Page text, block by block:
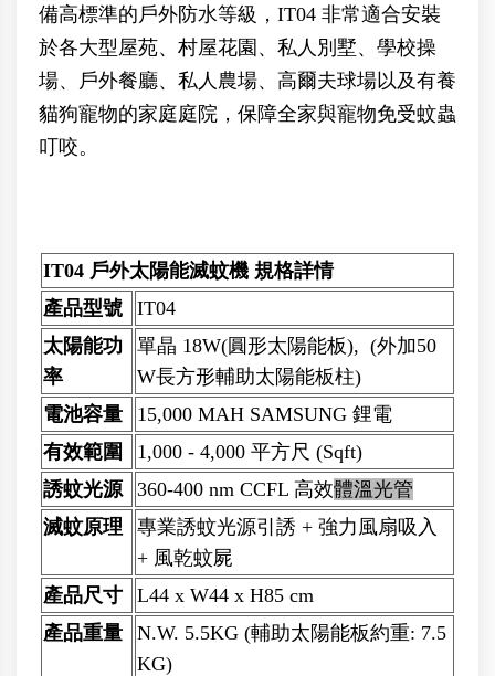
備高標準的戶外防水等級，IT04 非常適合安裝
於各大型屋苑、 村屋花園、私人別墅、學校操
場、戶外餐廳、私人農場、 高爾夫球場以及有養
貓狗寵物的家庭庭院，保障全家與寵物免受蚊蟲
叮咬。
IT04 戶外太陽能滅蚊機 規格詳情
產品型號
IT04
太陽能功
率
單晶 18W(圓形太陽能板), (外加50
W長方形輔助太陽能板柱)
電池容量
15,000 MAH SAMSUNG 鋰電
有效範圍
1,000 - 4,000 平方尺 (Sqft)
誘蚊光源
360-400 nm CCFL 高效體溫光管
滅蚊原理
專業誘蚊光源引誘 + 強力風扇吸入
+ 風乾蚊屍
產品尺寸
L44 x W44 x H85 cm
產品重量
N.W. 5.5KG (輔助太陽能板約重: 7.5
KG)